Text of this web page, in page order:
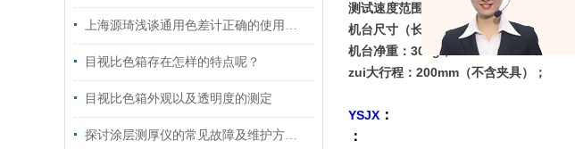
上海源琦浅谈通用色差计正确的使用方法
目视比色箱存在怎样的特点呢？
目视比色箱外观以及透明度的测定
探讨涂层测厚仪的常见故障及维护方法！
测试速度范围：
180mm/min
机台尺寸 （长×宽×高）：400×320
机台净重： 30kg；
zui大行程： 200mm （不含夹具）；
YSJX ：
：